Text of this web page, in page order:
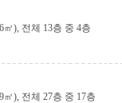
㎡), 전체 13층 중 4층
㎡), 전체 27층 중 17층